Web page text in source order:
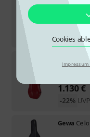
Cookies
Impressum
Sofort
529€
-13%
Air
Sofort
1.130€
-22%
Gewa